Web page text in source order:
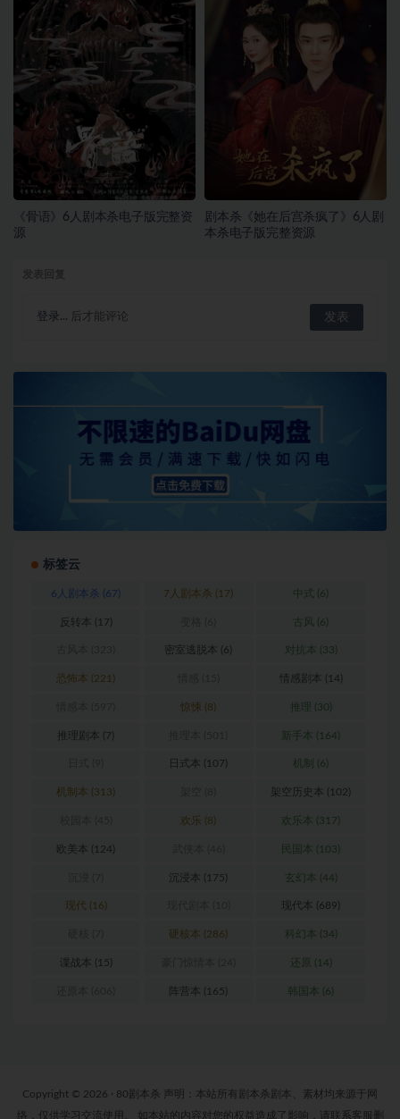
《骨语》6人剧本杀电子版完整资
源
剧本杀《她在后宫杀疯了》6人剧
本杀电子版完整资源
登录... 后才能评论
标签云
6人剧本杀 (67) 7人剧本杀 (17) 中式 (6)
反转本 (17) 古风 (6)
密室逃脱本 (6) 对抗本 (33)
恐怖本 (221) 情感剧本 (14)
惊悚 (8) 推理 (30)
推理剧本 (7) 新手本 (164)
日式本 (107) 机制 (6)
机制本 (313) 架空历史本 (102)
欢乐 (8) 欢乐本 (317)
欧美本 (124) 民国本 (103)
沉浸本 (175) 玄幻本 (44)
现代 (16) 现代本 (689)
硬核本 (286) 科幻本 (34)
谍战本 (15) 还原 (14)
阵营本 (165) 韩国本 (6)
Copyright © 2026 · 80剧本杀 声明：本站所有剧本杀剧本、素材均来源于网
络，仅供学习交流使用。 如本站的内容对您的权益造成了影响，请联系客服删